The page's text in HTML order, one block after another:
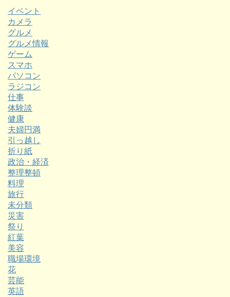
イベント
カメラ
グルメ
グルメ情報
ゲーム
スマホ
パソコン
ラジコン
仕事
体験談
健康
夫婦円満
引っ越し
折り紙
政治・経済
整理整頓
料理
旅行
未分類
災害
祭り
紅葉
美容
職場環境
花
芸能
英語